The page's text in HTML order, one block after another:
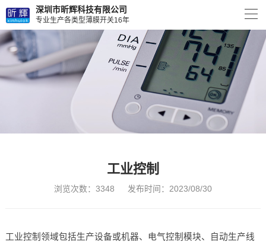
深圳市昕辉科技有限公司
专业生产各类型薄膜开关16年
工业控制
浏览次数：3348 发布时间：2023/08/30
工业控制领域包括生产设备或机器、电气控制模块、自动生产线